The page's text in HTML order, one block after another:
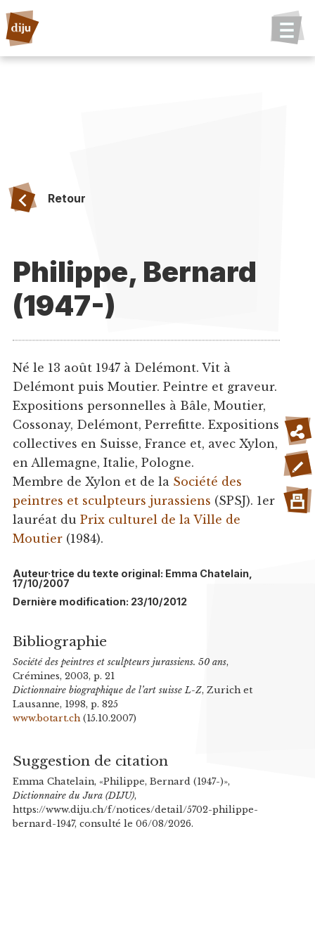
Retour
Philippe, Bernard
(1947-)
Né le 13 août 1947 à Delémont. Vit à
Delémont puis Moutier. Peintre et graveur.
Expositions personnelles à Bâle, Moutier,
Cossonay, Delémont, Perrefitte. Expositions
collectives en Suisse, France et, avec Xylon,
en Allemagne, Italie, Pologne.
Membre de Xylon et de la Société des
peintres et sculpteurs jurassiens (SPSJ). 1er
lauréat du Prix culturel de la Ville de
Moutier(1984).
Auteur·trice du texte original: Emma Chatelain,
17/10/2007
Dernière modification: 23/10/2012
Bibliographie
Société des peintres et sculpteurs jurassiens. 50 ans,
Crémines, 2003, p. 21
Dictionnaire biographique de l’art suisse L-Z, Zurich et
Lausanne, 1998, p. 825
www.botart.ch(15.10.2007)
Suggestion de citation
Emma Chatelain, «Philippe, Bernard (1947-)»,
Dictionnaire du Jura (DIJU),
https://www.diju.ch/f/notices/detail/5702-philippe-
bernard-1947, consulté le 06/08/2026.